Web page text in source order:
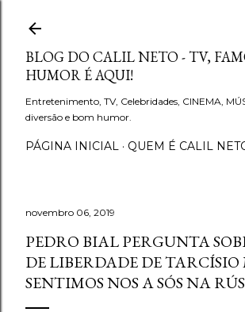
Pular para o
BLOG DO CALIL NETO - TV,
HUMOR É AQUI!
Entretenimento, TV, Celebridades, CINEMA,
diversão e bom humor.
PÁGINA INICIAL QUEM É CALIL
novembro 06, 2019
PEDRO BIAL PERGUNTA
DE LIBERDADE DE
SENTIMOS NOS A SÓS NA